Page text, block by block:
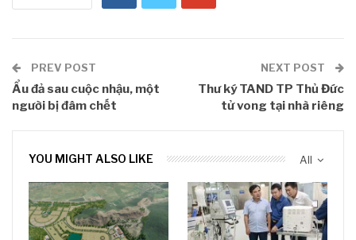
PREV POST
Ẩu đả sau cuộc nhậu, một
người bị đâm chết
NEXT POST
Thư ký TAND TP Thủ Đức
tử vong tại nhà riêng
All
YOU MIGHT ALSO LIKE